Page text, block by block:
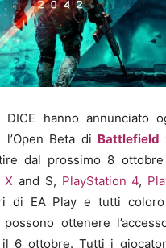
hanno annunciato
l’Open Beta di Battlefield
dal prossimo 8 ottobre
X and S, PlayStation 4,
di EA Play e tutti
ottenere
6 ottobre.Tutti i